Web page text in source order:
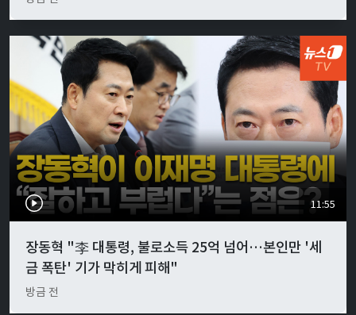
11:55
장동혁 "李 대통령, 불로소득 25억 넘어…본인만 '세
금 폭탄' 기가 막히게 피해"
방금 전